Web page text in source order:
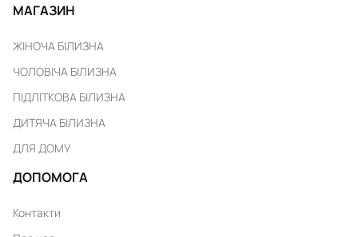
МАГАЗИН
ЖІНОЧА БІЛИЗНА
ЧОЛОВІЧА БІЛИЗНА
ПІДЛІТКОВА БІЛИЗНА
ДИТЯЧА БІЛИЗНА
ДЛЯ ДОМУ
ДОПОМОГА
Контакти